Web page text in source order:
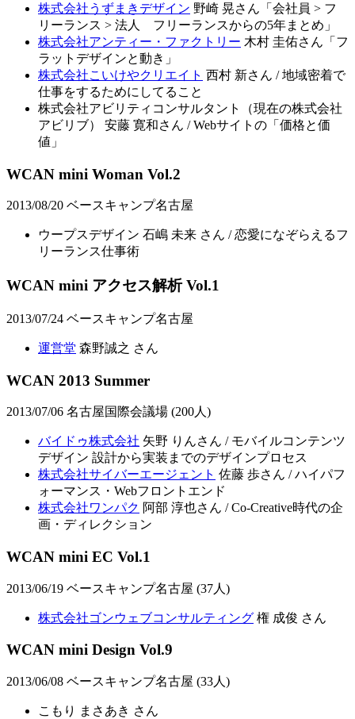
株式会社うずまきデザイン 野崎 晃さん「会社員 > フ
リーランス > 法人 フリーランスからの5年まとめ」
株式会社アンティー・ファクトリー 木村 圭佑さん「フ
ラットデザインと動き」
株式会社こいけやクリエイト 西村 新さん / 地域密着で
仕事をするためにしてること
株式会社アビリティコンサルタント（現在の株式会社
アビリブ） 安藤 寛和さん / Webサイトの「価格と価
値」
WCAN mini Woman Vol.2
2013/08/20 ベースキャンプ名古屋
ウープスデザイン 石嶋 未来 さん / 恋愛になぞらえるフ
リーランス仕事術
WCAN mini アクセス解析 Vol.1
2013/07/24 ベースキャンプ名古屋
運営堂 森野誠之 さん
WCAN 2013 Summer
2013/07/06 名古屋国際会議場 (200人)
バイドゥ株式会社 矢野 りんさん / モバイルコンテンツ
デザイン 設計から実装までのデザインプロセス
株式会社サイバーエージェント 佐藤 歩さん / ハイパフ
ォーマンス・Webフロントエンド
株式会社ワンパク 阿部 淳也さん / Co-Creative時代の企
画・ディレクション
WCAN mini EC Vol.1
2013/06/19 ベースキャンプ名古屋 (37人)
株式会社ゴンウェブコンサルティング 権 成俊 さん
WCAN mini Design Vol.9
2013/06/08 ベースキャンプ名古屋 (33人)
こもり まさあき さん